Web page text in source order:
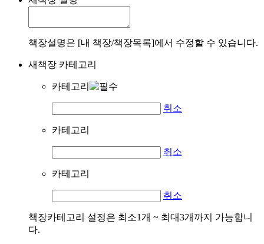
책장설명은 [내 책장/책장목록]에서 수정할 수 있습니다.
새책장 카테고리
카테고리
취소
카테고리
취소
카테고리
취소
책장카테고리 설정은 최소1개 ~ 최대3개까지 가능합니
다.